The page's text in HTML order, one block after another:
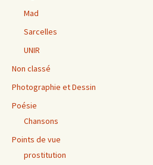
Mad
Sarcelles
UNIR
Non classé
Photographie et Dessin
Poésie
Chansons
Points de vue
prostitution